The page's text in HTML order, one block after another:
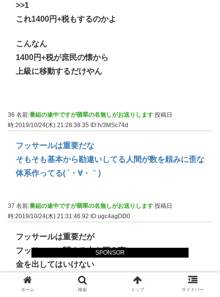
SPONSOR
>>1
これ1400円+税もするのかよ
こんなん
1400円+税が庶民の懐から
上級に移動するだけやん
36 名前:番組の途中ですが翡翠の名無しがお送りします 投稿日
時:2019/10/24(木) 21:28:38.35
ID:h/3MSc74d
フッサールは重要だな
そもそも基本から勘違いしてる人間が数を頼みに歪な
体系作ってる( ´・∀・｀)
37 名前:番組の途中ですが翡翠の名無しがお送りします 投稿日
時:2019/10/24(木) 21:31:46.92 ID:ugc4agDD0
フッサールは重要だが
フッサールに関する本を買う事に
金を出してはいけない
実際に起きている事は
ホーム 検索 トップ サイドバー